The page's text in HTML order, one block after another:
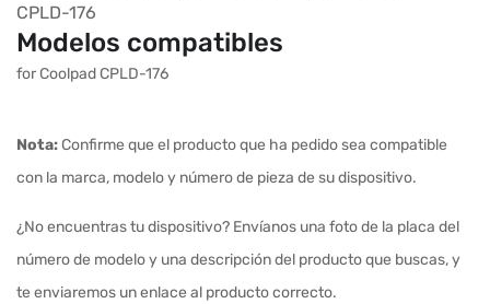
CPLD-176
Modelos compatibles
for Coolpad CPLD-176
Nota:Confirme que el producto que ha pedido sea compatible
con la marca, modelo y número de pieza de su dispositivo.
¿No encuentras tu dispositivo? Envíanos una foto de la placa del
número de modelo y una descripción del producto que buscas, y
te enviaremos un enlace al producto correcto.